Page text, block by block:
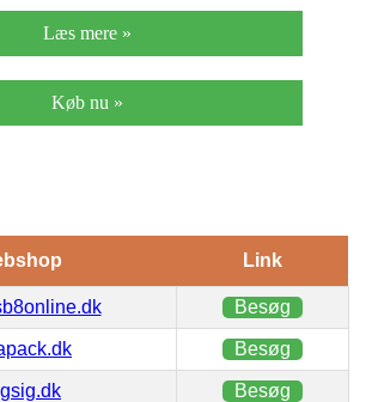
300stk/kar
Læs mere »
Køb nu »
Link
Besøg
Besøg
Besøg